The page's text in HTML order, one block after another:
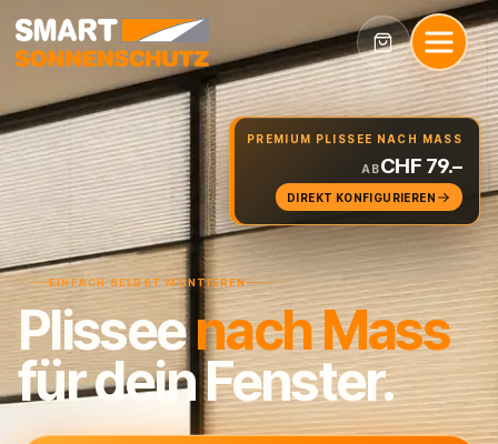
PREMIUM PLISSEE NACH MASS
ABCHF 79.–
DIREKT KONFIGURIEREN
EINFACH SELBST MONTIEREN
PlisseenachMass
für dein Fenster.